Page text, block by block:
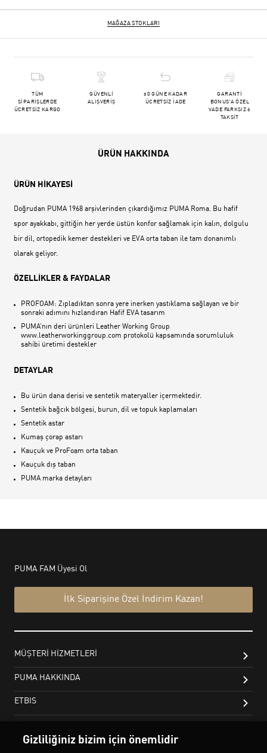
MAĞAZA STOKLARI
TÜM
SİPARİŞLERDE
ÜCRETSİZ KARGO
GÜVENLİ
ALIŞVERİŞ
60 GÜNE KADAR
ÜCRETSİZ İADE
GARANTİ
BONUS'A ÖZEL
VADE FARKSIZ 6
TAKSİT
ÜRÜN HAKKINDA
ÜRÜN HİKAYESİ
Doğrudan PUMA 1968 arşivlerinden çıkardığımız PUMA Roma. Bu hafif
spor ayakkabı, gittiğin her yerde üstün konfor sağlamak için kalın, dolgulu
bir dil, ortopedik kemer destekleri ve EVA orta taban ile tam donanımlı
olarak geliyor.
ÖZELLİKLER & FAYDALAR
PROFOAM: Zıpladıktan sonra yere inerken yastıklama sağlayan ve bir
sonraki adımını hızlandıran Hafif EVA tasarım
PUMA‘nın deri ürünleri Leather Working Group
www.leatherworkinggroup.com protokolü kapsamında sorumluluk
sahibi üretimi destekler
DETAYLAR
Bu ürün dana derisi ve sentetik materyaller içermektedir.
Sentetik bağcık bölgesi, burun, dil ve topuk kaplamaları
Sentetik astar
Kumaş çorap astarı
Kauçuk ve ProFoam orta taban
Kauçuk dış taban
PUMA marka detayları
Gizliliğiniz bizim için önemlidir